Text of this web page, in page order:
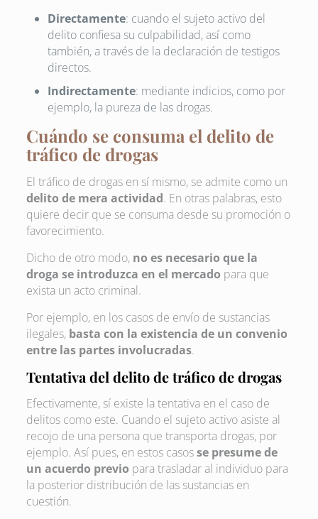
Directamente: cuando el sujeto activo del
delito confiesa su culpabilidad, así como
también, a través de la declaración de testigos
directos.
Indirectamente: mediante indicios, como por
ejemplo, la pureza de las drogas.
Cuándo se consuma el delito de
tráfico de drogas
El tráfico de drogas en sí mismo, se admite como un
delito de mera actividad. En otras palabras, esto
quiere decir que se consuma desde su promoción o
favorecimiento.
Dicho de otro modo, no es necesario que la
droga se introduzca en el mercado para que
exista un acto criminal.
Por ejemplo, en los casos de envío de sustancias
ilegales, basta con la existencia de un convenio
entre las partes involucradas.
Tentativa del delito de tráfico de drogas
Efectivamente, sí existe la tentativa en el caso de
delitos como este. Cuando el sujeto activo asiste al
recojo de una persona que transporta drogas, por
ejemplo. Así pues, en estos casosse presume de
un acuerdo previo para trasladar al individuo para
la posterior distribución de las sustancias en
cuestión.